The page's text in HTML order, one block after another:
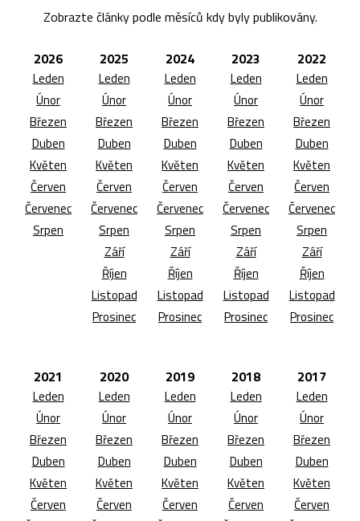
Zobrazte články podle měsíců kdy byly publikovány.
2026
Leden
Únor
Březen
Duben
Květen
Červen
Červenec
Srpen
2025
Leden
Únor
Březen
Duben
Květen
Červen
Červenec
Srpen
Září
Říjen
Listopad
Prosinec
2024
Leden
Únor
Březen
Duben
Květen
Červen
Červenec
Srpen
Září
Říjen
Listopad
Prosinec
2023
Leden
Únor
Březen
Duben
Květen
Červen
Červenec
Srpen
Září
Říjen
Listopad
Prosinec
2022
Leden
Únor
Březen
Duben
Květen
Červen
Červenec
Srpen
Září
Říjen
Listopad
Prosinec
2021
Leden
Únor
Březen
Duben
Květen
Červen
2020
Leden
Únor
Březen
Duben
Květen
Červen
2019
Leden
Únor
Březen
Duben
Květen
Červen
2018
Leden
Únor
Březen
Duben
Květen
Červen
2017
Leden
Únor
Březen
Duben
Květen
Červen